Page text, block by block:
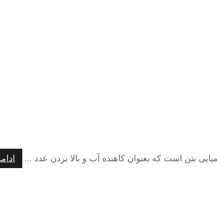
بتن است که بعنوان کاهنده آب و بالا بردن عدد ...